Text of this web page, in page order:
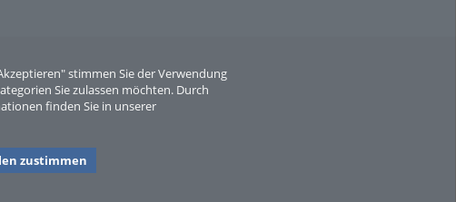
stimmen Sie der Verwendung
Sie zulassen möchten. Durch
finden Sie in unserer
zustimmen
Sperber